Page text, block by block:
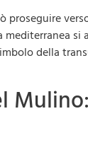
proseguire
della